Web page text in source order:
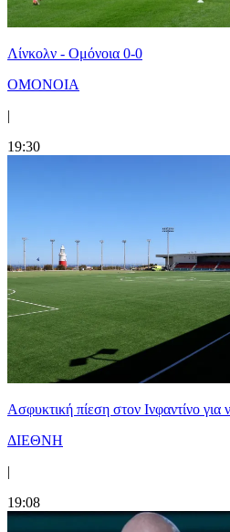
Λίνκολν - Ομόνοια 0-0
ΟΜΟΝΟΙΑ
|
19:30
Ασφυκτική πίεση στον Ινφαντίνο για
ΔΙΕΘΝΗ
|
19:08